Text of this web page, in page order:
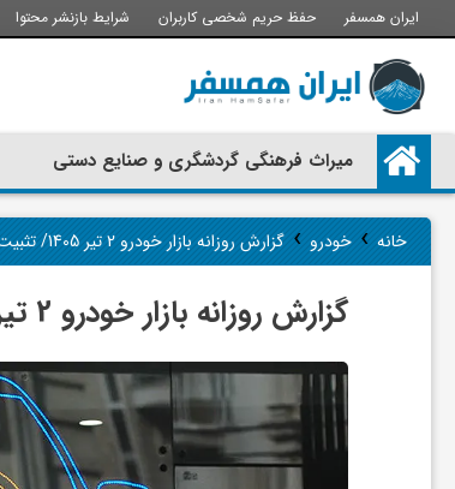
ایران همسفر حفظ حریم شخصی کاربران شرایط بازنشر محتوا
م
ی
میراث فرهنگی گردشگری و صنایع دستی
خانه›خودرو›گزارش روزانه بازار خودرو 2 تیر 1405/ تثبیت قیمت‌ها در سایه رکود معاملاتی
گزارش روزانه بازار خودرو 2 تیر 1405/ تثبیت قیمت‌ها در سایه رکود معاملاتی